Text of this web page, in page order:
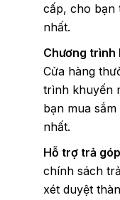
cấp, cho bạn
nhất.
Chương trình
Cửa hàng
trình khuyến
bạn mua
nhất.
Hỗ trợ trả
chính sách
xét duyệt